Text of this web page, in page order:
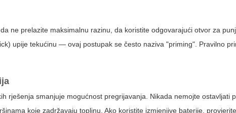
ne prelazite maksimalnu razinu, da koristite odgovarajući otvor za
upije tekućinu — ovaj postupak se često naziva "priming". Pravilno
rješenja smanjuje mogućnost pregrijavanja. Nikada nemojte ostavljati
koje zadržavaju toplinu. Ako koristite izmjenjive baterije,